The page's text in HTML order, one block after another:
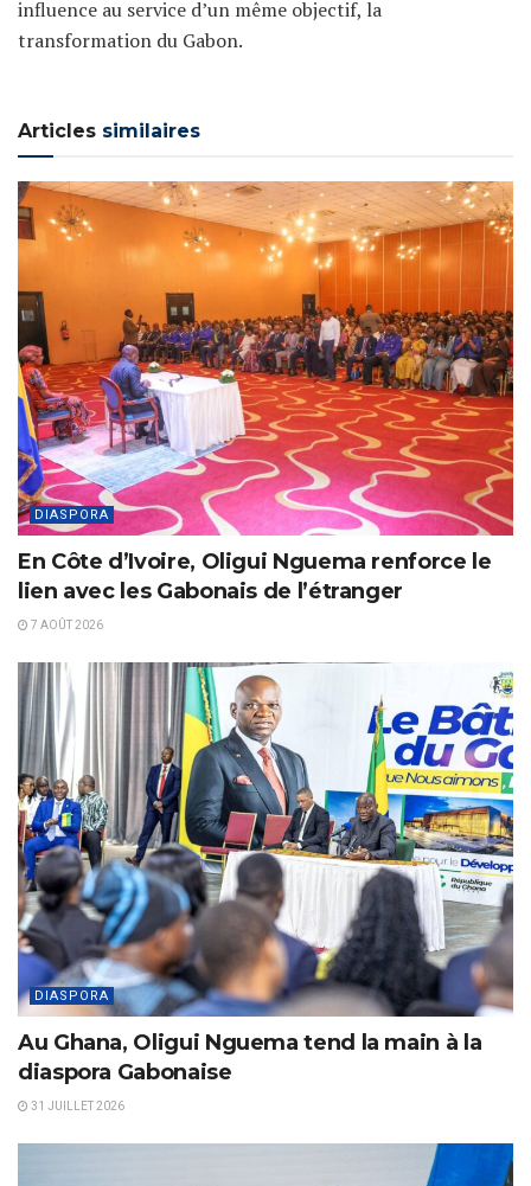
influence au service d’un même objectif, la
transformation du Gabon.
Articles similaires
DIASPORA
En Côte d’Ivoire, Oligui Nguema renforce le
lien avec les Gabonais de l’étranger
7 AOÛT 2026
DIASPORA
Au Ghana, Oligui Nguema tend la main à la
diaspora Gabonaise
31 JUILLET 2026